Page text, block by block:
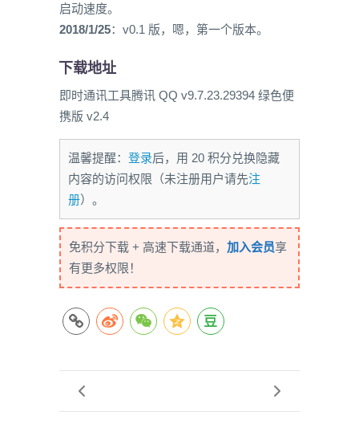
启动速度。
2018/1/25：v0.1 版，嗯，第一个版本。
下载地址
即时通讯工具腾讯 QQ v9.7.23.29394 绿色便
携版 v2.4
温馨提醒： 登录后，用 20 积分兑换隐藏
内容的访问权限（未注册用户请先注
册）。
免积分下载 + 高速下载通道， 加入会员享
有更多权限！